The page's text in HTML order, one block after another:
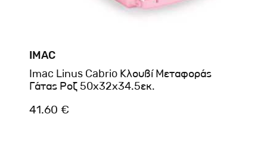
IMAC
Imac Linus Cabrio Κλουβί Μεταφοράς
Γάτας Ροζ 50x32x34.5εκ.
41.60 €